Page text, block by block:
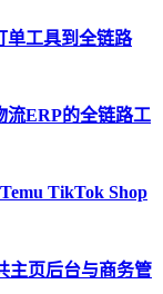
单工具到全链路
流ERP的全链路工
TikTok Shop
主页后台与商务管